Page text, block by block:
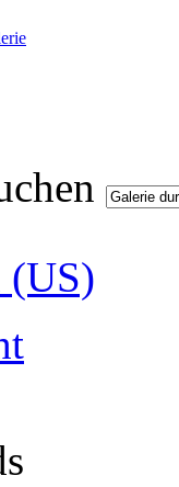
(US)